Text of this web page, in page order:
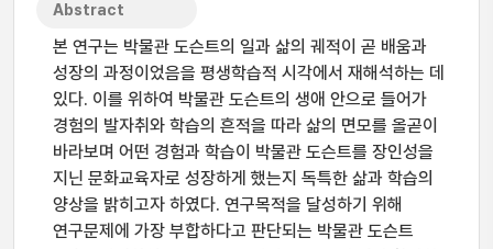
Abstract
본 연구는 박물관 도슨트의 일과 삶의 궤적이 곧 배움과
성장의 과정이었음을 평생학습적 시각에서 재해석하는 데
있다. 이를 위하여 박물관 도슨트의 생애 안으로 들어가
경험의 발자취와 학습의 흔적을 따라 삶의 면모를 올곧이
바라보며 어떤 경험과 학습이 박물관 도슨트를 장인성을
지닌 문화교육자로 성장하게 했는지 독특한 삶과 학습의
양상을 밝히고자 하였다. 연구목적을 달성하기 위해
연구문제에 가장 부합하다고 판단되는 박물관 도슨트